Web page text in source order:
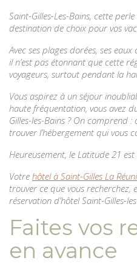
Saint-Gilles-Les-Bains, cette
destination de choix pour vos
Avec ses plages dorées, ses
il n’est pas étonnant que cette
voyageurs, surtout pendant la
Vous aspirez à un séjour
haute fréquentation, vous avez
Gilles-les-Bains ? On comprend :
trouver l’hébergement qui vous
Heureusement, le Latitude 21
Votre hôtel à Saint-Gilles La
trouver ce que vous recherchez,
réservation d’hôtel Saint-Gilles-
Faites vos
en avance